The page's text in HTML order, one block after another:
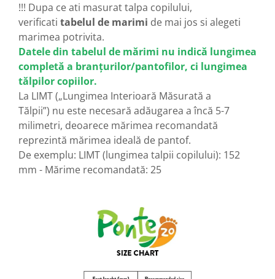
!!! Dupa ce ati masurat talpa copilului,
verificati tabelul de marimi de mai jos si alegeti
marimea potrivita.
Datele din tabelul de mărimi nu indică lungimea
completă a branțurilor/pantofilor, ci lungimea
tălpilor copiilor.
La LIMT („Lungimea Interioară Măsurată a
Tălpii”) nu este necesară adăugarea a încă 5-7
milimetri, deoarece mărimea recomandată
reprezintă mărimea ideală de pantof.
De exemplu: LIMT (lungimea talpii copilului): 152
mm - Mărime recomandată: 25